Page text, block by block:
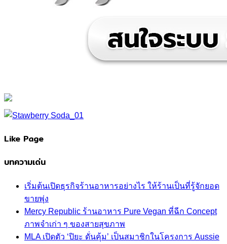
Like Page
บทความเด่น
เริ่มต้นเปิดธุรกิจร้านอาหารอย่างไร ให้ร้านเป็นที่รู้จักยอด
ขายพุ่ง
Mercy Republic ร้านอาหาร Pure Vegan ที่ฉีก Concept
ภาพจำเก่า ๆ ของสายสุขภาพ
MLA เปิดตัว ‘ปิยะ ดั่นคุ้ม’ เป็นสมาชิกในโครงการ Aussie